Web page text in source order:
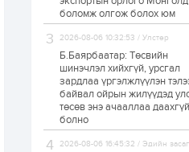
Б.Хулан
аварга боллоо
2 өдөр
Р.Даваадорж:
намрын
боломж олгож
юм
боломж олгож болох юм
2026-08-06 10:32:53 / Улстөр
Б.Баярбаатар: Төсвийн
шинэчлэл хийхгүй, урсгал
зардлаа үргэлжлүүлэн
байвал ойрын жилүүдэд
төсөв энэ ачааллаа даахгүй
болно
2026-08-06 16:45:32 / Эдийн засаг